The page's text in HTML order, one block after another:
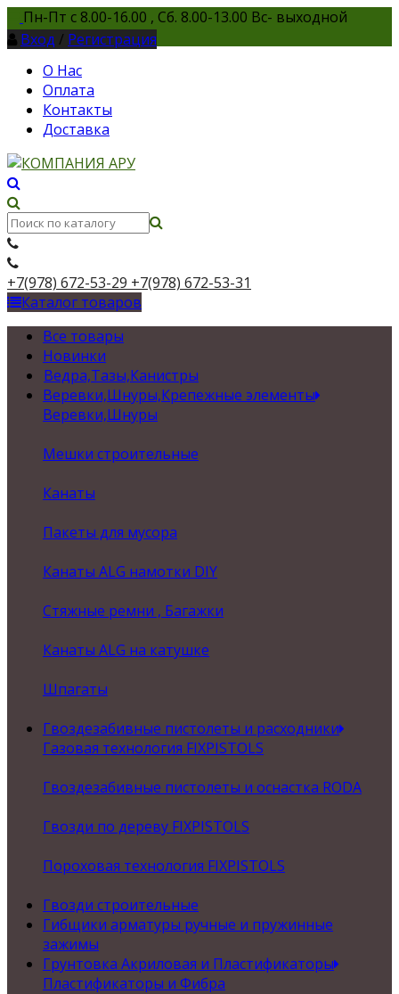
Пн-Пт с 8.00-16.00 , Сб. 8.00-13.00 Вс- выходной
Вход / Регистрация
О Нас
Оплата
Контакты
Доставка
+7(978) 672-53-29 +7(978) 672-53-31
Каталог товаров
Все товары
Новинки
Ведра,Тазы,Канистры
Веревки,Шнуры,Крепежные элементы
Веревки,Шнуры
Мешки строительные
Канаты
Пакеты для мусора
Канаты ALG намотки DIY
Стяжные ремни , Багажки
Канаты ALG на катушке
Шпагаты
Гвоздезабивные пистолеты и расходники
Газовая технология FIXPISTOLS
Гвоздезабивные пистолеты и оснастка RODA
Гвозди по дереву FIXPISTOLS
Пороховая технология FIXPISTOLS
Гвозди строительные
Гибщики арматуры ручные и пружинные
зажимы
Грунтовка Акриловая и Пластификаторы
Пластификаторы и Фибра